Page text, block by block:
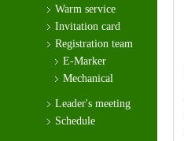
Warm service
Invitation card
Registration team
E-Marker
Mechanical
Leader's meeting
Schedule